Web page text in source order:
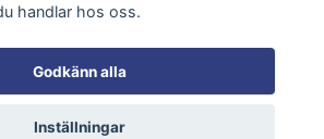
Moving System Sweden AB
handlar hos oss.
Godkänn alla
Inställningar